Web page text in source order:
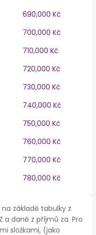
690,000 Kč
700,000 Kč
710,000 Kč
720,000 Kč
730,000 Kč
740,000 Kč
750,000 Kč
760,000 Kč
770,000 Kč
780,000 Kč
na základě tabulky z
a daně z příjmů za. Pro
složkami, (jako